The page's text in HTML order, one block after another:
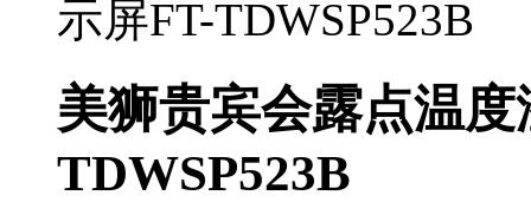
示屏FT-TDWSP523B
美狮贵宾会露点温
TDWSP523B